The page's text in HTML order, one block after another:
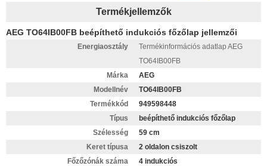
Termékjellemzők
AEG TO64IB00FB beépíthető indukciós főzőlap jellemzői
Energiaosztály
Termékinformációs adatlap AEG
TO64IB00FB
Márka
AEG
Modellnév
TO64IB00FB
Termékkód
949598448
Típus
beépíthető indukciós főzőlap
Szélesség
59 cm
Keret típusa
2 oldalon csiszolt
Főzőzónák száma
4 indukciós